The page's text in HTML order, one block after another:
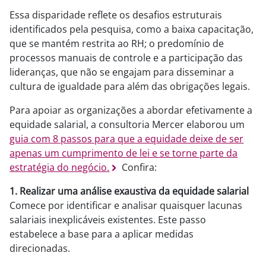
Essa disparidade reflete os desafios estruturais
identificados pela pesquisa, como a baixa capacitação,
que se mantém restrita ao RH; o predomínio de
processos manuais de controle e a participação das
lideranças, que não se engajam para disseminar a
cultura de igualdade para além das obrigações legais.
Para apoiar as organizações a abordar efetivamente a
equidade salarial, a consultoria Mercer elaborou um
guia com 8 passos para que a equidade deixe de ser
apenas um cumprimento de lei e se torne parte da
estratégia do negócio.
Confira:
1. Realizar uma análise exaustiva da equidade salarial
Comece por identificar e analisar quaisquer lacunas
salariais inexplicáveis existentes. Este passo
estabelece a base para a aplicar medidas
direcionadas.